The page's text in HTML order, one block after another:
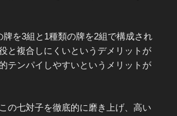
牌を3組と1種類の牌を2組で構成され
と複合しにくいというデメリットが
テンパイしやすいというメリットが
の七対子を徹底的に磨き上げ、高い